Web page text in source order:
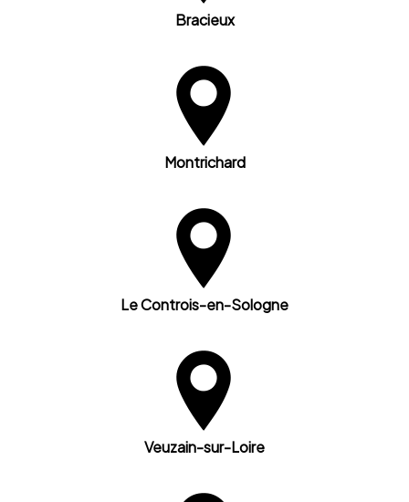
Bracieux
Montrichard
Le Controis-en-Sologne
Veuzain-sur-Loire